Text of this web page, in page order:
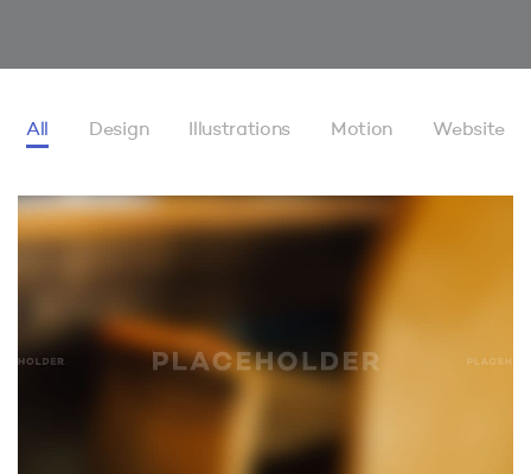
All Design Illustrations Motion Website